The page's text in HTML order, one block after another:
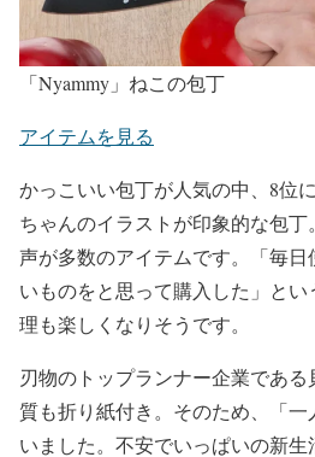
「Nyammy」ねこの包丁
アイテムを見る
かっこいい包丁が人気の中、8位
ちゃんのイラストが印象的な包丁
声が多数のアイテムです。「毎
いものをと思って購入した」と
理も楽しくなりそうです。
刃物のトップランナー企業であ
質も折り紙付き。そのため、「
いました。不安でいっぱいの新